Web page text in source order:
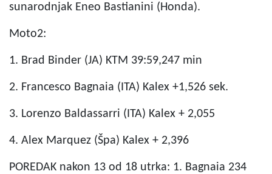
sunarodnjak Eneo Bastianini (Honda).
Moto2:
1. Brad Binder (JA) KTM 39:59,247 min
2. Francesco Bagnaia (ITA) Kalex +1,526 sek.
3. Lorenzo Baldassarri (ITA) Kalex + 2,055
4. Alex Marquez (Špa) Kalex + 2,396
POREDAK nakon 13 od 18 utrka: 1. Bagnaia 234